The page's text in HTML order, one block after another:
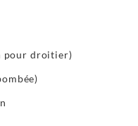
pour droitier)